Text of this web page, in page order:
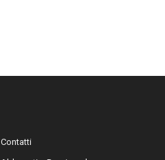
Contatti